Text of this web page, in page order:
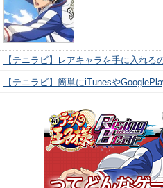
【テニラビ】レアキャラを手に入れる
【テニラビ】簡単にiTunesや